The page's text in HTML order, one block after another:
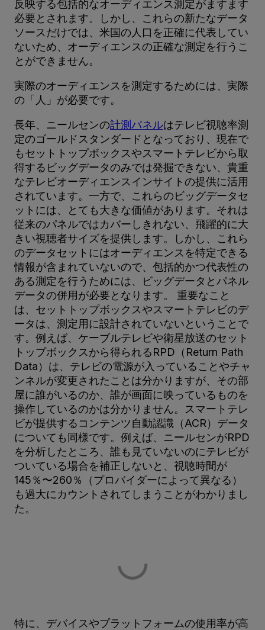
反映する包括的なオーディエンス測定がますます
必要とされます。しかし、これらの新たなデータ
ソースだけでは、米国の人口を正確に代表してい
ないため、オーディエンスの正確な測定を行うこ
とができません。
実際のオーディエンスを測定するためには、実際
の「人」が必要です。
長年、ニールセンの計測パネルはテレビ視聴率測
定のゴールドスタンダードとなっており、現在で
もセットトップボックスやスマートテレビから取
得するビッグデータのみでは発掘できない、貴重
なテレビオーディエンスインサイトの提供に活用
されています。一方で、これらのビッグデータセ
ットには、とても大きな価値があります。それは
従来のパネルではカバーしきれない、飛躍的に大
きい視聴者サイズを提供します。しかし、これら
のデータセットにはオーディエンスを特定できる
情報が含まれていないので、包括的かつ代表性の
ある測定を行うためには、ビッグデータとパネル
データの併用が必要となります。 重要なこと
は、セットトップボックスやスマートテレビのデ
ータは、測定用に設計されていないということで
す。例えば、ケーブルテレビや衛星放送のセット
トップボックスから得られるRPD（Return Path
Data）は、テレビの電源が入っていることやチャ
ンネルが変更されたことは分かりますが、その部
屋に誰がいるのか、誰が画面に映っているものを
操作しているのかは分かりません。スマートテレ
ビが提供するコンテンツ自動認識（ACR）データ
についても同様です。例えば、ニールセンがRPD
を分析したところ、誰も見ていないのにテレビが
ついている場合を補正しないと、視聴時間が
145％〜260％（プロバイダーによって異なる）
も過大にカウントされてしまうことがわかりまし
た。
特に、デバイスやプラットフォームの使用率が高